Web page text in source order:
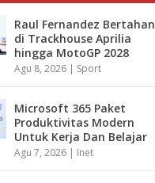
Raul Fernandez Bertahan
di Trackhouse Aprilia
hingga MotoGP 2028
Agu 8, 2026 | Sport
Microsoft 365 Paket
Produktivitas Modern
Untuk Kerja Dan Belajar
Agu 7, 2026 | Inet